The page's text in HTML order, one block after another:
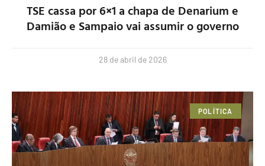
TSE cassa por 6×1 a chapa de Denarium e
Damião e Sampaio vai assumir o governo
28 de abril de 2026
POLÍTICA